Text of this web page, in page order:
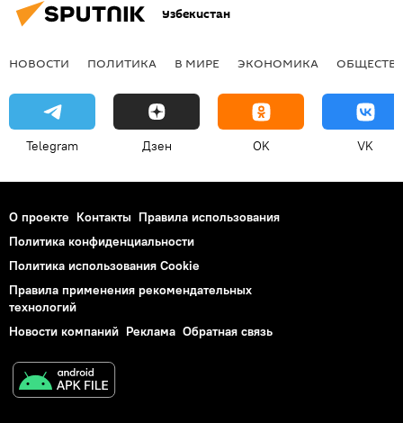
Узбекистан
НОВОСТИ ПОЛИТИКА В МИРЕ ЭКОНОМИКА
Telegram Дзен OK VK
О проекте Контакты Правила использования
Политика конфиденциальности
Политика использования Cookie
Правила применения рекомендательных
технологий
Новости компаний Реклама Обратная связь